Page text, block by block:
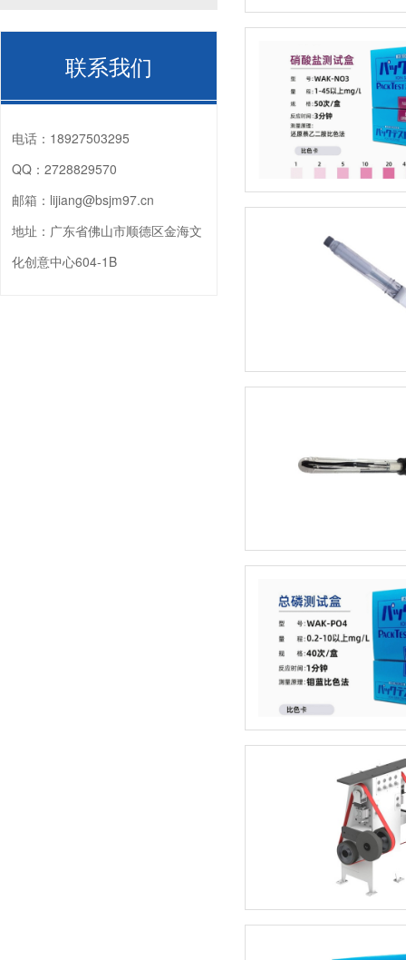
联系我们
电话： 18927503295
QQ： 2728829570
邮箱： lijiang@bsjm97.cn
地址： 广东省佛山市顺德区金海文
化创意中心604-1B